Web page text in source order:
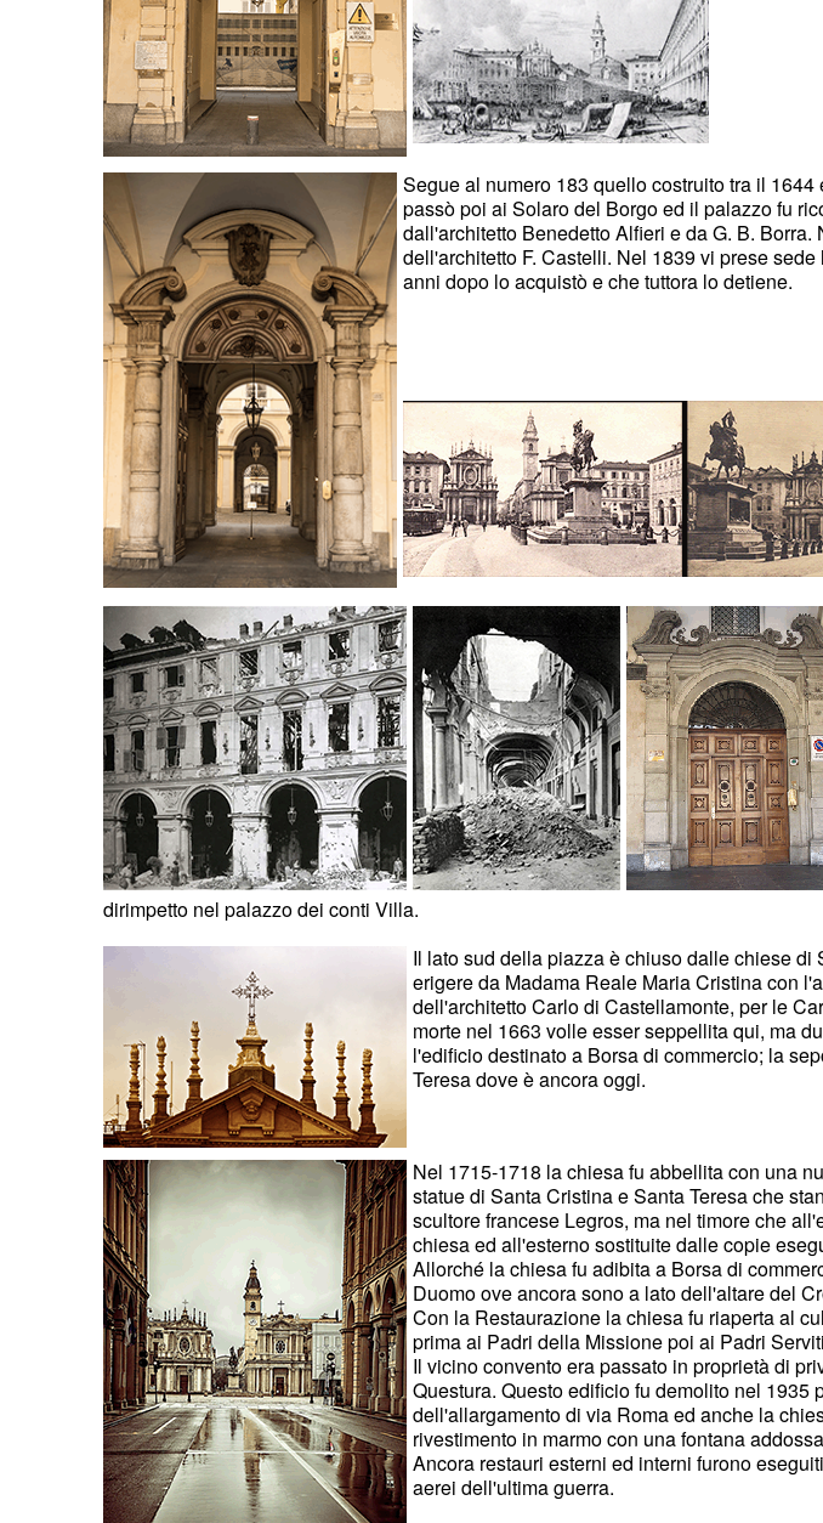
Segue al numero 183 quello costruito tra il
passò poi ai Solaro del Borgo ed il palazzo fu
dall'architetto Benedetto Alfieri e da G. B.
dell'architetto F. Castelli. Nel 1839 vi prese
anni dopo lo acquistò e che tuttora lo detiene.
dirimpetto nel palazzo dei conti Villa.
Il lato sud della piazza è chiuso dalle chiese
erigere da Madama Reale Maria Cristina con
dell'architetto Carlo di Castellamonte, per le
morte nel 1663 volle esser seppellita qui, ma
l'edificio destinato a Borsa di commercio; la
Teresa dove è ancora oggi.
Nel 1715-1718 la chiesa fu abbellita con una
statue di Santa Cristina e Santa Teresa che
scultore francese Legros, ma nel timore che
chiesa ed all'esterno sostituite dalle copie
Allorché la chiesa fu adibita a Borsa di
Duomo ove ancora sono a lato dell'altare del
Con la Restaurazione la chiesa fu riaperta al
prima ai Padri della Missione poi ai Padri
Il vicino convento era passato in proprietà di
Questura. Questo edificio fu demolito nel
dell'allargamento di via Roma ed anche la
rivestimento in marmo con una fontana
Ancora restauri esterni ed interni furono
aerei dell'ultima guerra.